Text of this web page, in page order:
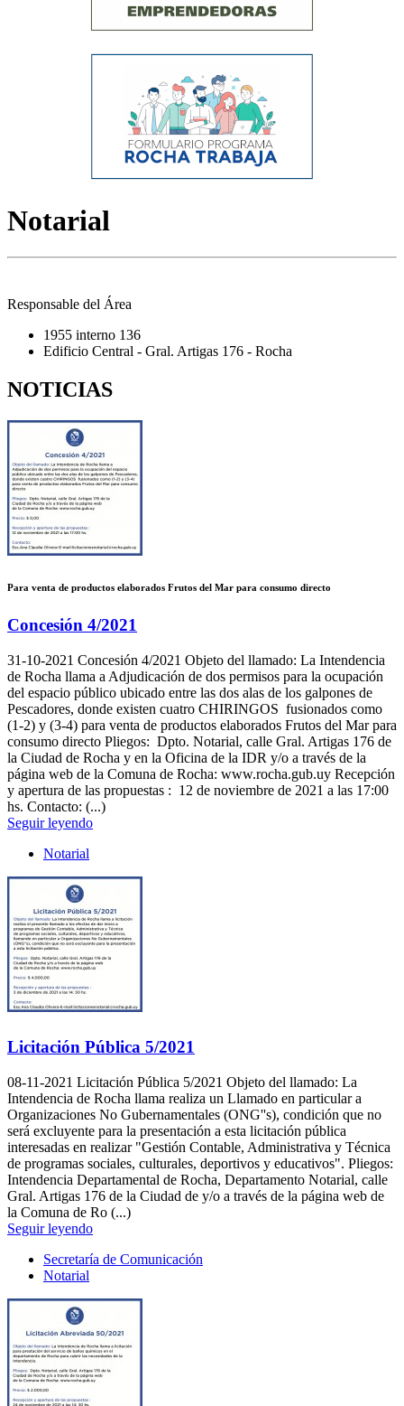
Notarial
Responsable del Área
1955 interno 136
Edificio Central - Gral. Artigas 176 - Rocha
NOTICIAS
Para venta de productos elaborados Frutos del Mar para consumo directo
Concesión 4/2021
31-10-2021 Concesión 4/2021 Objeto del llamado: La Intendencia
de Rocha llama a Adjudicación de dos permisos para la ocupación
del espacio público ubicado entre las dos alas de los galpones de
Pescadores, donde existen cuatro CHIRINGOS fusionados como
(1-2) y (3-4) para venta de productos elaborados Frutos del Mar para
consumo directo Pliegos: Dpto. Notarial, calle Gral. Artigas 176 de
la Ciudad de Rocha y en la Oficina de la IDR y/o a través de la
página web de la Comuna de Rocha: www.rocha.gub.uy Recepción
y apertura de las propuestas : 12 de noviembre de 2021 a las 17:00
hs. Contacto: (...)
Seguir leyendo
Notarial
Licitación Pública 5/2021
08-11-2021 Licitación Pública 5/2021 Objeto del llamado: La
Intendencia de Rocha llama realiza un Llamado en particular a
Organizaciones No Gubernamentales (ONG''s), condición que no
será excluyente para la presentación a esta licitación pública
interesadas en realizar "Gestión Contable, Administrativa y Técnica
de programas sociales, culturales, deportivos y educativos". Pliegos:
Intendencia Departamental de Rocha, Departamento Notarial, calle
Gral. Artigas 176 de la Ciudad de y/o a través de la página web de
la Comuna de Ro (...)
Seguir leyendo
Secretaría de Comunicación
Notarial